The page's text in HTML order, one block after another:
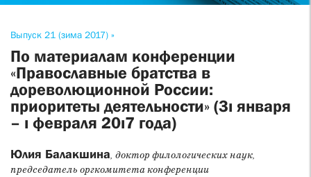
Выпуск 21 (зима 2017) »
По материалам конференции
«Православные братства в
дореволюционной России:
приоритеты деятельности» (3ı января
– ı февраля 20ı7 года)
Юлия Балакшина, доктор филологических наук,
председатель оргкомитета конференции